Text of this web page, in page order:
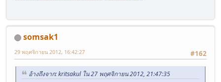
somsak1
#162
29 พฤศจิกายน 2012, 16:42:27
อ้างถึงจาก: kritsakul ใน 27 พฤศจิกายน 2012, 21:47:35